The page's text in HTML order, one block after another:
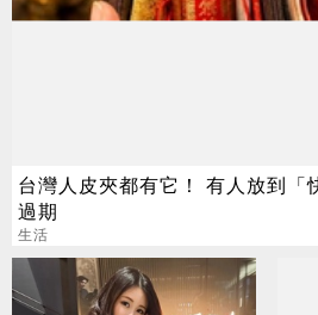
台灣人皮夾都有它！ 有人放到「
過期
生活